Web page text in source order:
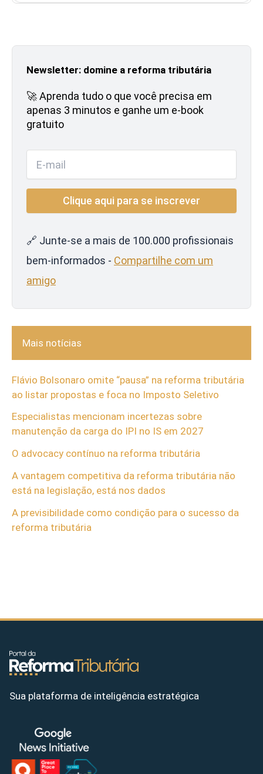
Newsletter: domine a reforma tributária
🚀 Aprenda tudo o que você precisa em
apenas 3 minutos e ganhe um e-book
gratuito
🔗 Junte-se a mais de 100.000 profissionais
bem-informados - Compartilhe com um
amigo
Mais notícias
Flávio Bolsonaro omite “pausa” na reforma tributária
ao listar propostas e foca no Imposto Seletivo
Especialistas mencionam incertezas sobre
manutenção da carga do IPI no IS em 2027
O advocacy contínuo na reforma tributária
A vantagem competitiva da reforma tributária não
está na legislação, está nos dados
A previsibilidade como condição para o sucesso da
reforma tributária
Sua plataforma de inteligência estratégica